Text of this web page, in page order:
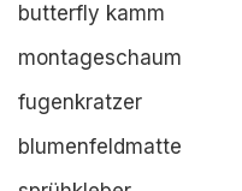
butterfly kamm
montageschaum
fugenkratzer
blumenfeldmatte